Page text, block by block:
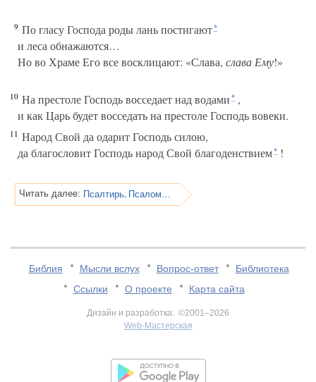
9 По гласу Господа роды лань постигают*
и леса обнажаются…
Но во Храме Его все восклицают: «Слава, слава Ему!»
10 На престоле Господь восседает над водами * ,
и как Царь будет восседать на престоле Господь вовеки.
11 Народ Свой да одарит Господь силою,
да благословит Господь народ Свой благоденствием* !
Читать далее: Псалтирь, Псалом 29
Библия Мысли вслух Вопрос-ответ
Библиотека
Ссылки
О проекте Карта сайта
Дизайн и разработка: ©2001–2026
Web-Мастерская